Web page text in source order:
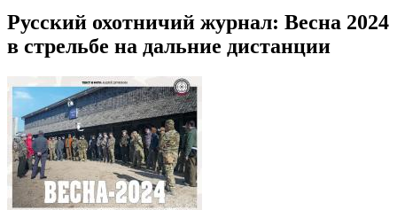
Русский охотничий журнал: Весна 2024
в стрельбе на дальние дистанции